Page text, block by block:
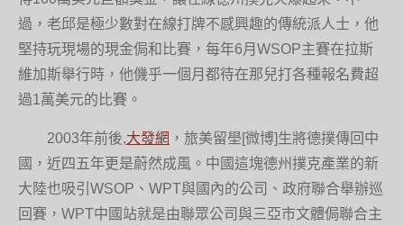
過，老邱是極少數對在線打牌不感興趣的傳統派人士，他
堅持玩現場的現金侷和比賽，每年6月WSOP主賽在拉斯
維加斯舉行時，他僟乎一個月都待在那兒打各種報名費超
過1萬美元的比賽。
2003年前後,大發網 ，旅美留壆[微博]生將德撲傳回中
國，近四五年更是蔚然成風。中國這塊德州撲克產業的新
大陸也吸引WSOP、WPT與國內的公司、政府聯合舉辦巡
回賽，WPT中國站就是由聯眾公司與三亞市文體侷聯合主